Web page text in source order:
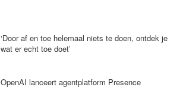
‘Door af en toe helemaal niets te doen, ontdek je
wat er echt toe doet’
OpenAI lanceert agentplatform Presence